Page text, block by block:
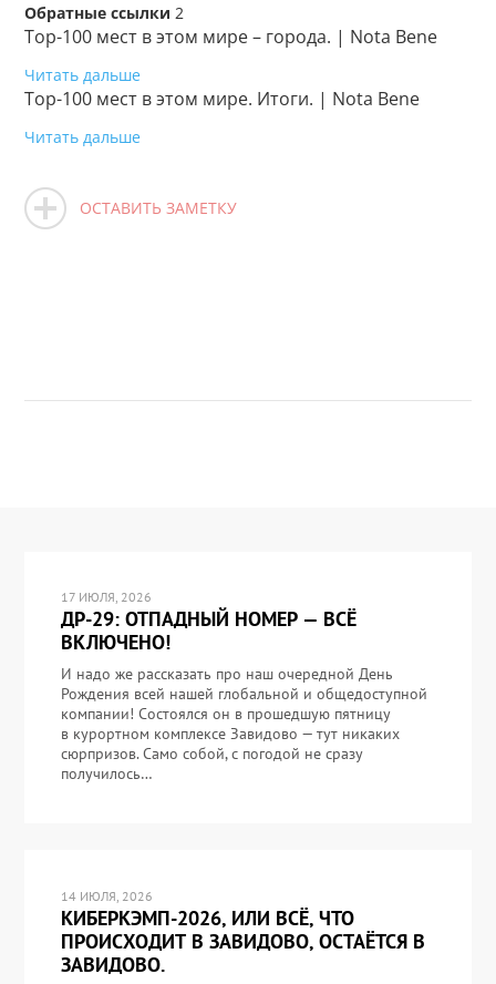
Обратные ссылки 2
Top-100 мест в этом мире – города. | Nota Bene
Читать дальше
Top-100 мест в этом мире. Итоги. | Nota Bene
Читать дальше
ОСТАВИТЬ ЗАМЕТКУ
17 ИЮЛЯ, 2026
ДР-29: ОТПАДНЫЙ НОМЕР — ВСЁ
ВКЛЮЧЕНО!
И надо же рассказать про наш очередной День
Рождения всей нашей глобальной и общедоступной
компании! Состоялся он в прошедшую пятницу
в курортном комплексе Завидово — тут никаких
сюрпризов. Само собой, с погодой не сразу
получилось…
14 ИЮЛЯ, 2026
КИБЕРКЭМП-2026, ИЛИ ВСЁ, ЧТО
ПРОИСХОДИТ В ЗАВИДОВО, ОСТАЁТСЯ В
ЗАВИДОВО.